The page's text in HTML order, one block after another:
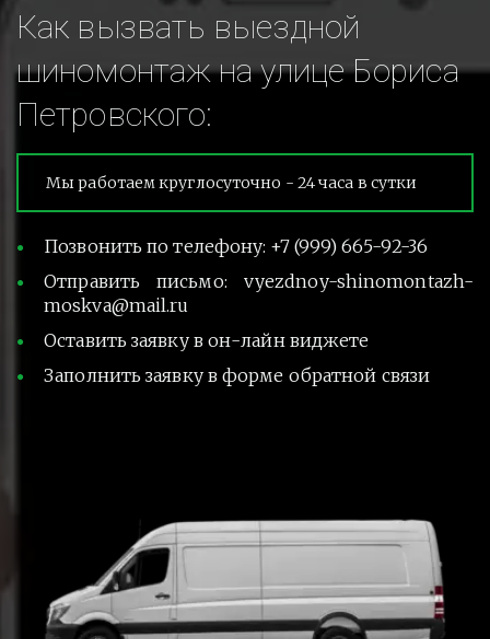
Как вызвать выездной
шиномонтаж на улице Бориса
Петровского:
Мы работаем круглосуточно - 24 часа в сутки
Позвонить по телефону: +7 (999) 665-92-36
Отправить письмо: vyezdnoy-shinomontazh-
moskva@mail.ru
Оставить заявку в он-лайн виджете
Заполнить заявку в форме обратной связи